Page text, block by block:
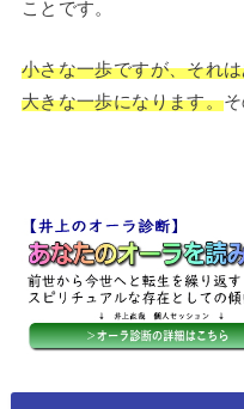
ことです。
小さな一歩ですが、それ
大きな一歩になります。